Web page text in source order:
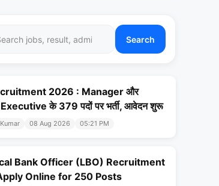
Search
2026 : Manager और
के 379 पदों पर भर्ती, आवेदन शुरू
08 Aug 2026 05:21 PM
Bank Officer (LBO) Recruitment
Online for 250 Posts